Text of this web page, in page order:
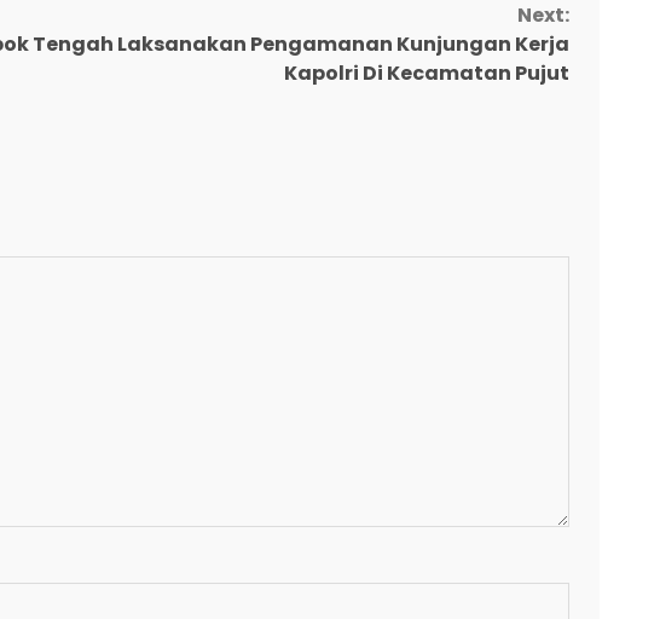
Next:
Tengah Laksanakan Pengamanan Kunjungan Kerja
Kapolri Di Kecamatan Pujut